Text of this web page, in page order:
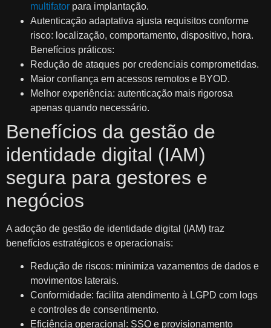
multifator para implantação.
Autenticação adaptativa ajusta requisitos conforme
risco: localização, comportamento, dispositivo, hora.
Benefícios práticos:
Redução de ataques por credenciais comprometidas.
Maior confiança em acessos remotos e BYOD.
Melhor experiência: autenticação mais rigorosa
apenas quando necessário.
Benefícios da gestão de
identidade digital (IAM)
segura para gestores e
negócios
A adoção de gestão de identidade digital (IAM) traz
benefícios estratégicos e operacionais:
Redução de riscos: minimiza vazamentos de dados e
movimentos laterais.
Conformidade: facilita atendimento à LGPD com logs
e controles de consentimento.
Eficiência operacional: SSO e provisionamento